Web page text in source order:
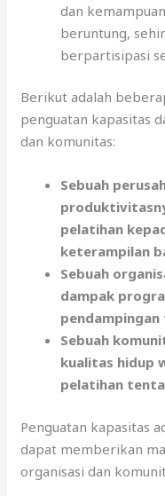
dan
beruntung,
berpartisipasi
Berikut adalah
penguatan kapasitas
dan komunitas:
Sebuah
pelatihan
keterampilan
Sebuah
dampak
Sebuah
kualitas hidup
pelatihan
Penguatan kapasitas
dapat memberikan
organisasi dan